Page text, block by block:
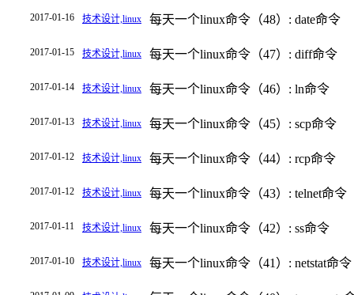
2017-01-16 技术设计,linux 每天一个linux命令（48）: date命令
2017-01-15 技术设计,linux 每天一个linux命令（47）: diff命令
2017-01-14 技术设计,linux 每天一个linux命令（46）: ln命令
2017-01-13 技术设计,linux 每天一个linux命令（45）: scp命令
2017-01-12 技术设计,linux 每天一个linux命令（44）: rcp命令
2017-01-12 技术设计,linux 每天一个linux命令（43）: telnet命令
2017-01-11 技术设计,linux 每天一个linux命令（42）: ss命令
2017-01-10 技术设计,linux 每天一个linux命令（41）: netstat命令